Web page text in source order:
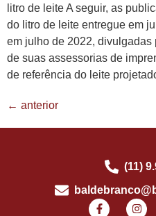
litro de leite A seguir, as
do litro de leite entregue em
em julho de 2022,
de suas assessorias de
de referência do leite
← anterior
(11)